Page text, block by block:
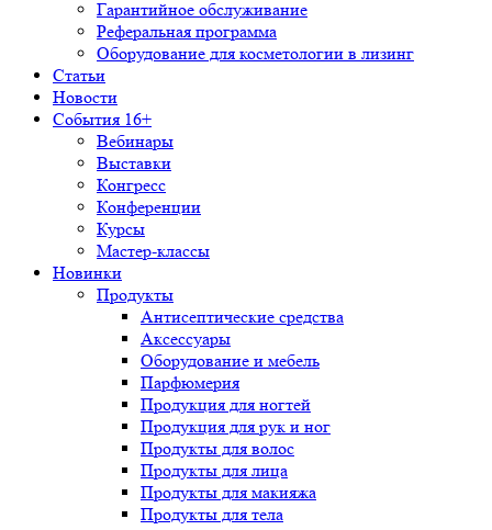
Гарантийное обслуживание
Реферальная программа
Оборудование для косметологии в лизинг
Статьи
Новости
События 16+
Вебинары
Выставки
Конгресс
Конференции
Курсы
Мастер-классы
Новинки
Продукты
Антисептические средства
Аксессуары
Оборудование и мебель
Парфюмерия
Продукция для ногтей
Продукция для рук и ног
Продукты для волос
Продукты для лица
Продукты для макияжа
Продукты для тела